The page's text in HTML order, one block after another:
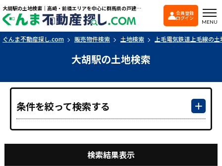
大胡駅の土地検索｜高崎・前橋エリアを中心に群馬県の戸建て・マンションを探すなら「ぐんま不動産探し.com」
ぐんま不動産探し
会員登録
ログイン
MENU
ぐんま不動産探し.com 販売物件検索 土地検索 上毛電気鉄道上毛線の
大胡駅の土地検索
条件を絞って検索する
検索結果表示